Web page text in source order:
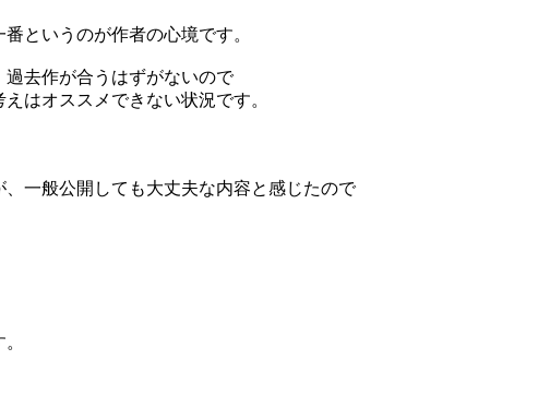
というのが作者の心境です。
去作が合うはずがないので
はオススメできない状況です。
一般公開しても大丈夫な内容と感じたので